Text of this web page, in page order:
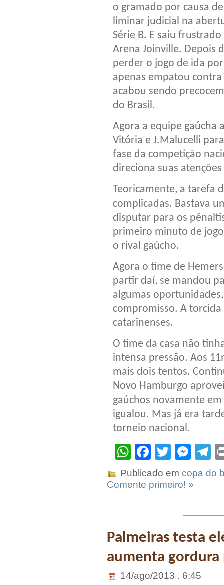
o gramado por causa
liminar judicial na
Série B. E saiu frustrado
Arena Joinville. Depois
perder o jogo de ida
apenas empatou
acabou sendo
do Brasil.
Agora a equipe gaúcha
Vitória e J.Malucelli
fase da competição
direciona suas
Teoricamente, a tarefa
complicadas. Bastava
disputar para os
primeiro minuto de
o rival gaúcho.
Agora o time de
partir daí, se mandou
algumas
compromisso. A
catarinenses.
O time da casa não
intensa pressão. Aos
mais dois tentos.
Novo Hamburgo
gaúchos novamente
igualou. Mas já era
torneio nacional.
WhatsApp
Facebook
Twitter
Publicado em copa do
Comente primeiro! »
Palmeiras testa
aumenta gordura
14/ago/2013 . 6:45